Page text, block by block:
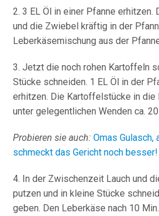
2. 3 EL Öl in einer Pfanne erhitzen.
und die Zwiebel kräftig in der
Leberkäsemischung aus der
3. Jetzt die noch rohen Kartoffeln
Stücke schneiden. 1 EL Öl in der
erhitzen. Die Kartoffelstücke in die
unter gelegentlichen Wenden ca.
Probieren sie auch: Omas Gulasch,
schmeckt das Gericht noch besser!
4. In der Zwischenzeit Lauch und
putzen und in kleine Stücke
geben. Den Leberkäse nach 10